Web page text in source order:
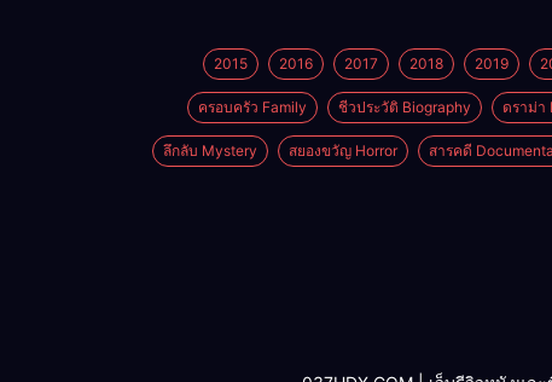
2015 2016 2017 2018 2019
ครอบครัว Family ชีวประวัติ Biography ดราม่า
ลึกลับ Mystery สยองขวัญ Horror สารคดี